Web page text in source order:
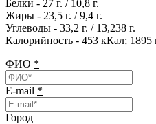
Белки - 27 г. / 10,8 г.
Жиры - 23,5 г. / 9,4 г.
Углеводы - 33,2 г. / 13,238 г.
Калорийность - 453 кКал;
ФИО *
E-mail *
Город